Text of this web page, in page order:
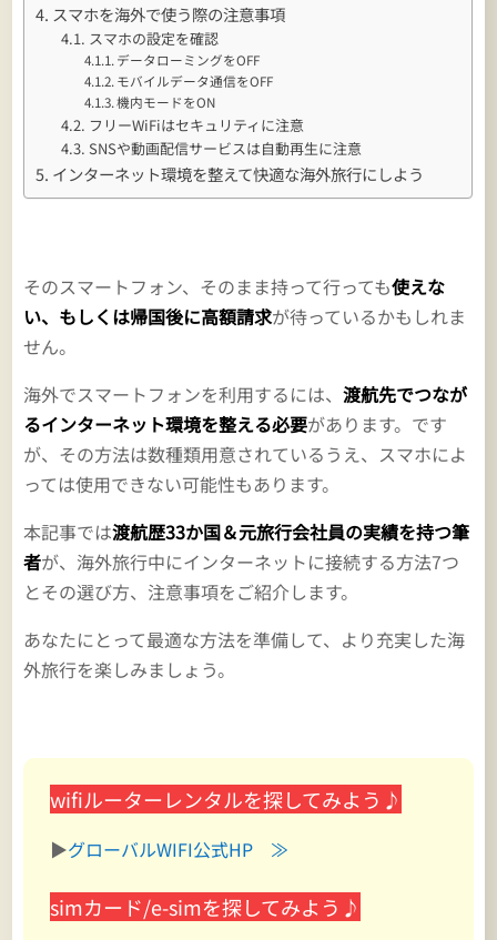
スマホを海外で使う際の注意事項
スマホの設定を確認
データローミングをOFF
モバイルデータ通信をOFF
機内モードをON
フリーWiFiはセキュリティに注意
SNSや動画配信サービスは自動再生に注意
インターネット環境を整えて快適な海外旅行にしよう
そのスマートフォン、そのまま持って行っても使えな
い、もしくは帰国後に高額請求が待っているかもしれま
せん。
海外でスマートフォンを利用するには、渡航先でつなが
るインターネット環境を整える必要があります。です
が、その方法は数種類用意されているうえ、スマホによ
っては使用できない可能性もあります。
本記事では渡航歴33か国＆元旅行会社員の実績を持つ筆
者が、海外旅行中にインターネットに接続する方法7つ
とその選び方、注意事項をご紹介します。
あなたにとって最適な方法を準備して、より充実した海
外旅行を楽しみましょう。
wifiルーターレンタルを探してみよう♪
▶グローバルWIFI公式HP ≫
simカード/e-simを探してみよう♪